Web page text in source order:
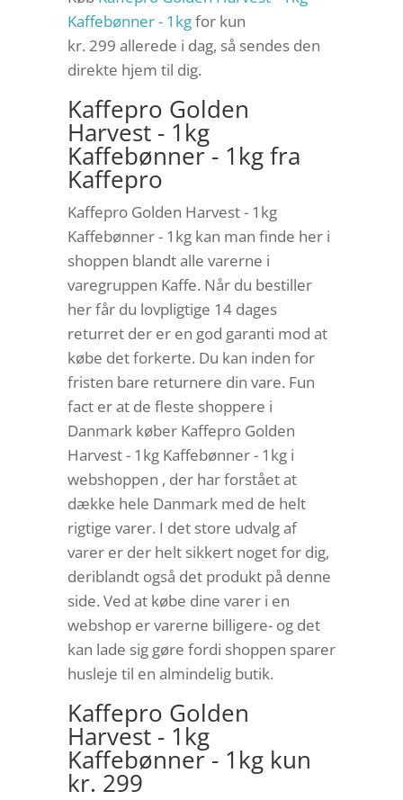
Kaffebønner - 1kgfor kun
kr. 299 allerede i dag, så sendes den
direkte hjem til dig.
Kaffepro Golden
Harvest - 1kg
Kaffebønner - 1kg fra
Kaffepro
Kaffepro Golden Harvest - 1kg
Kaffebønner - 1kg kan man finde her i
shoppen blandt alle varerne i
varegruppen Kaffe. Når du bestiller
her får du lovpligtige 14 dages
returret der er en god garanti mod at
købe det forkerte. Du kan inden for
fristen bare returnere din vare. Fun
fact er at de fleste shoppere i
Danmark køber Kaffepro Golden
Harvest - 1kg Kaffebønner - 1kg i
webshoppen , der har forstået at
dække hele Danmark med de helt
rigtige varer. I det store udvalg af
varer er der helt sikkert noget for dig,
deriblandt også det produkt på denne
side. Ved at købe dine varer i en
webshop er varerne billigere- og det
kan lade sig gøre fordi shoppen sparer
husleje til en almindelig butik.
Kaffepro Golden
Harvest - 1kg
Kaffebønner - 1kg kun
kr. 299